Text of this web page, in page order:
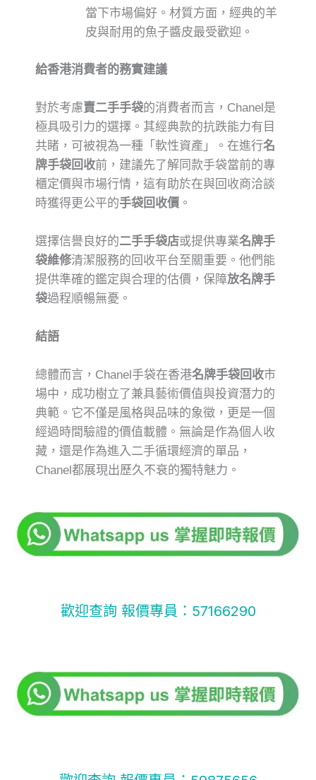
當下市場偏好。材質方面，經典的羊
皮與耐用的魚子醬皮最受歡迎。
給香港消費者的務實建議
對於考慮賣二手手袋的消費者而言，Chanel是
極具吸引力的選擇。其經典款的抗跌能力有目
共睹，可被視為一種「軟性資產」。在進行名
牌手袋回收前，建議先了解同款手袋當前的專
櫃定價與市場行情，這有助於在與回收商洽談
時獲得更公平的手袋回收價 。
選擇信譽良好的二手手袋店或提供專業名牌手
袋維修清潔服務的回收平台至關重要。他們能
提供準確的鑑定與合理的估價，保障放名牌手
袋過程順暢無憂。
結語
總體而言，Chanel手袋在香港名牌手袋回收市
場中，成功樹立了兼具藝術價值與投資潛力的
典範。它不僅是風格與品味的象徵，更是一個
經過時間驗證的價值載體。無論是作為個人收
藏，還是作為進入二手循環經濟的單品，
Chanel都展現出歷久不衰的獨特魅力。
歡迎查詢 報價專員：57166290